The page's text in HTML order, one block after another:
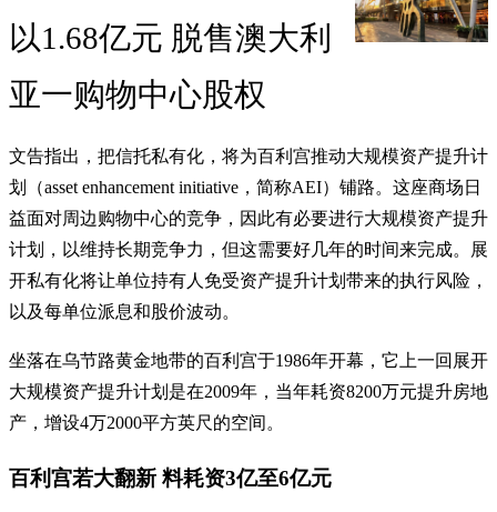
以1.68亿元 脱售澳大利
亚一购物中心股权
文告指出，把信托私有化，将为百利宫推动大规模资产提升计
划（asset enhancement initiative，简称AEI）铺路。这座商场日
益面对周边购物中心的竞争，因此有必要进行大规模资产提升
计划，以维持长期竞争力，但这需要好几年的时间来完成。展
开私有化将让单位持有人免受资产提升计划带来的执行风险，
以及每单位派息和股价波动。
坐落在乌节路黄金地带的百利宫于1986年开幕，它上一回展开
大规模资产提升计划是在2009年，当年耗资8200万元提升房地
产，增设4万2000平方英尺的空间。
百利宫若大翻新 料耗资3亿至6亿元